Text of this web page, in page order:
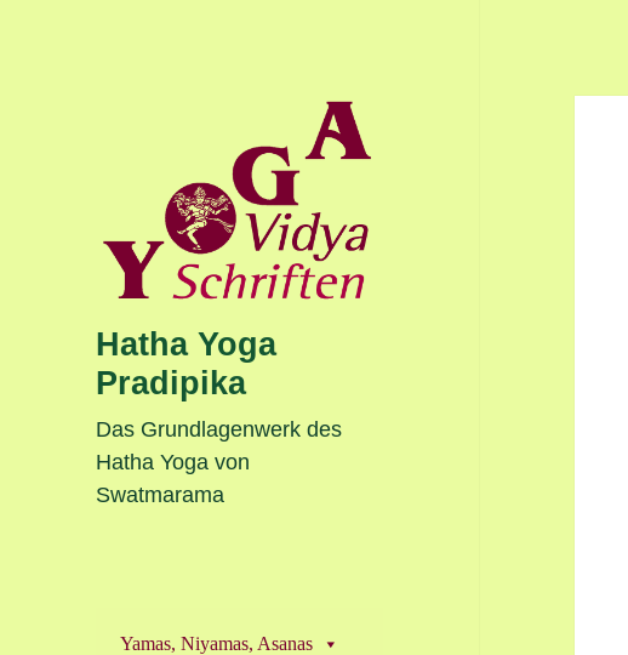
Hatha Yoga
Pradipika
Das Grundlagenwerk des
Hatha Yoga von
Swatmarama
Yamas, Niyamas, Asanas